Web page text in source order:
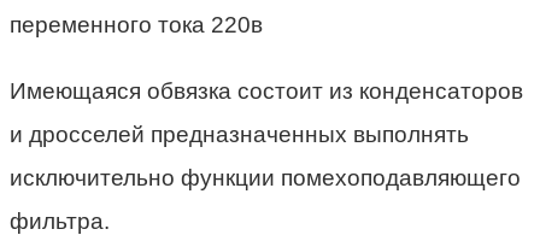
Имеющаяся обвязка состоит из конденсаторов
и дросселей предназначенных выполнять
исключительно функции помехоподавляющего
фильтра.